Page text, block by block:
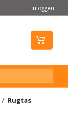
Inloggen
Rugtas